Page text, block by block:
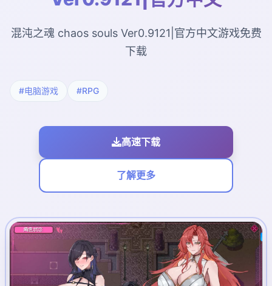
混沌之魂 chaos souls Ver0.9121|官方中文游戏免费
下载
#电脑游戏 #RPG
高速下载
了解更多